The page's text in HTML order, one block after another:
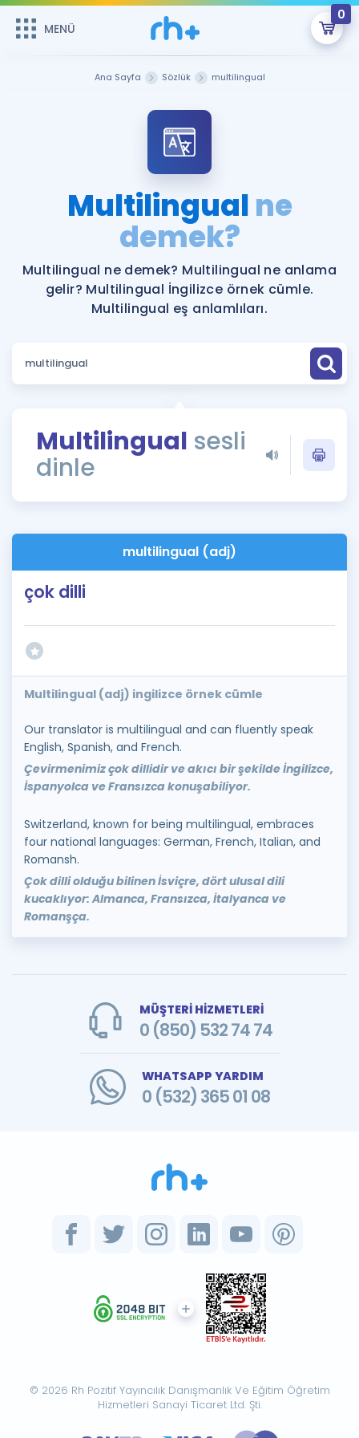
MENÜ
0
Şifremi Hatırlamıyorum
Sepetin Şu An Boş.
Remzi Hoca ile seni sınava hazırlayacak onlarca eğitim seni
bekliyor!
MENÜ
Katılımcı Görüşleri
Faydalı Araçlar
Ücretsiz Kaynaklar
Puan Hesaplama
ÖSYM Sınav Takvimi
Kampanyalar
İngilizce Gramer
İngilizce Gramer
Ana Sayfa Sözlük multilingual
Multilingualne
demek?
Multilingual ne demek? Multilingual ne anlama
gelir? Multilingual İngilizce örnek cümle.
Multilingual eş anlamlıları.
Multilingual sesli
dinle
multilingual (adj)
çok dilli
Multilingual (adj) ingilizce örnek cümle
Our translator is multilingual and can fluently speak
English, Spanish, and French.
Çevirmenimiz çok dillidir ve akıcı bir şekilde İngilizce,
İspanyolca ve Fransızca konuşabiliyor.
Switzerland, known for being multilingual, embraces
four national languages: German, French, Italian, and
Romansh.
Çok dilli olduğu bilinen İsviçre, dört ulusal dili
kucaklıyor: Almanca, Fransızca, İtalyanca ve
Romanşça.
MÜŞTERİ HİZMETLERİ
0 (850) 532 74 74
WHATSAPP YARDIM
0 (532) 365 01 08
© 2026 Rh Pozitif Yayıncılık Danışmanlık Ve Eğitim Öğretim
Hizmetleri Sanayi Ticaret Ltd. Şti.